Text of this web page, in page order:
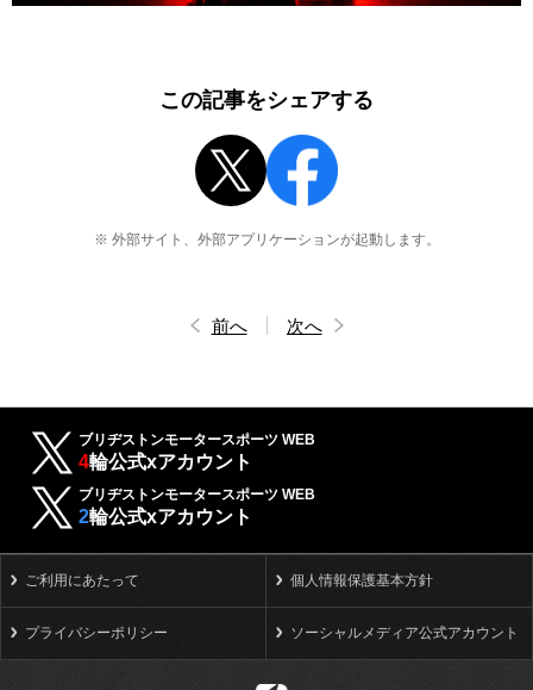
この記事をシェアする
※ 外部サイト、外部アプリケーションが起動します。
前へ 次へ
ブリヂストンモータースポーツ WEB
4輪公式xアカウント
ブリヂストンモータースポーツ WEB
2輪公式xアカウント
ご利用にあたって 個人情報保護基本方針
プライバシーポリシー ソーシャルメディア公式アカウント